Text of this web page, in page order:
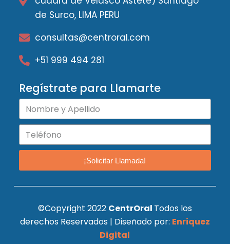
de Surco, LIMA PERU
consultas@centroral.com
+51 999 494 281
Regístrate para Llamarte
¡Solicitar Llamada!
©Copyright 2022 CentrOral Todos los
derechos Reservados | Diseñado por: Enriquez
Digital